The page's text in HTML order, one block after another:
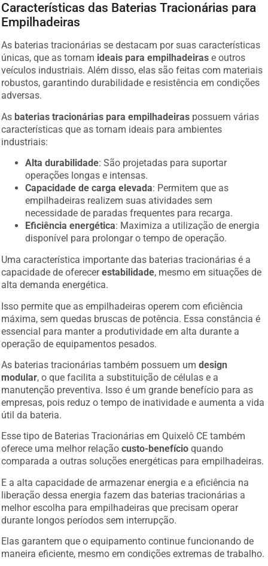
Características das Baterias Tracionárias para
Empilhadeiras
As baterias tracionárias se destacam por suas características
únicas, que as tornam ideais para empilhadeiras e outros
veículos industriais. Além disso, elas são feitas com materiais
robustos, garantindo durabilidade e resistência em condições
adversas.
As baterias tracionárias para empilhadeiras possuem várias
características que as tornam ideais para ambientes
industriais:
Alta durabilidade: São projetadas para suportar
operações longas e intensas.
Capacidade de carga elevada: Permitem que as
empilhadeiras realizem suas atividades sem
necessidade de paradas frequentes para recarga.
Eficiência energética: Maximiza a utilização de energia
disponível para prolongar o tempo de operação.
Uma característica importante das baterias tracionárias é a
capacidade de oferecerestabilidade, mesmo em situações de
alta demanda energética.
Isso permite que as empilhadeiras operem com eficiência
máxima, sem quedas bruscas de potência. Essa constância é
essencial para manter a produtividade em alta durante a
operação de equipamentos pesados.
As baterias tracionárias também possuem umdesign
modular, o que facilita a substituição de células e a
manutenção preventiva. Isso é um grande benefício para as
empresas, pois reduz o tempo de inatividade e aumenta a vida
útil da bateria.
Esse tipo de Baterias Tracionárias em Quixelô CE também
oferece uma melhor relaçãocusto-benefício quando
comparada a outras soluções energéticas para empilhadeiras.
E a alta capacidade de armazenar energia e a eficiência na
liberação dessa energia fazem das baterias tracionárias a
melhor escolha para empilhadeiras que precisam operar
durante longos períodos sem interrupção.
Elas garantem que o equipamento continue funcionando de
maneira eficiente, mesmo em condições extremas de trabalho.